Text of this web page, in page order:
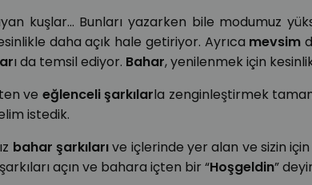
kuşlar… Bunları yazarken bile modumuz
daha açık hale getiriyor. Ayrıca mevsim
ı da temsil ediyor. Bahar, yenilenmek için
ve eğlenceli şarkılarla zenginleştirmek
istedik.
bahar şarkılarıve içlerinde yer alan ve sizin
açın ve bahara içten bir “Hoşgeldin”